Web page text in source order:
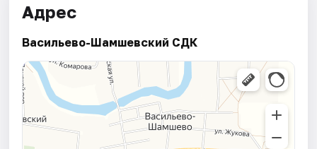
Адрес
Васильево-Шамшевский СДК